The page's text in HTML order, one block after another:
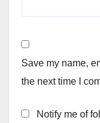
Save my name,
the next time I
Notify me of